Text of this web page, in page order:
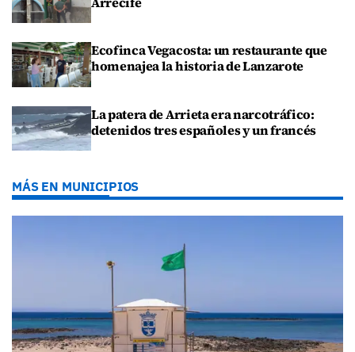
Ecofinca Vegacosta: un restaurante que
homenajea la historia de Lanzarote
La patera de Arrieta era narcotráfico:
detenidos tres españoles y un francés
MÁS EN MUNICIPIOS